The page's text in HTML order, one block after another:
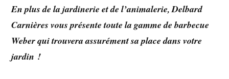
En plus de la jardinerie et de l’animalerie, Delbard
Carnières vous présente toute la gamme de barbecue
Weber qui trouvera assurément sa place dans votre
jardin !